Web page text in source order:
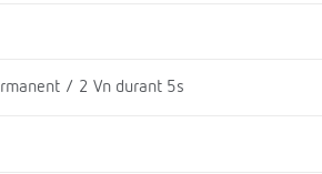
/ 2 Vn durant 5s